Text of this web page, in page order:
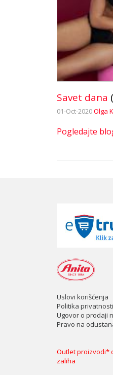
Savet dana
01-Oct-2020Olga
Pogledajte
Uslovi korišćenja
Politika privatnosti
Ugovor o prodaji
Pravo na
Outlet proizvodi*
zaliha